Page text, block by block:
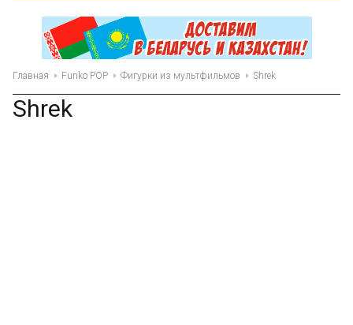
Главная Funko POP Фигурки из мультфильмов Shrek
Shrek